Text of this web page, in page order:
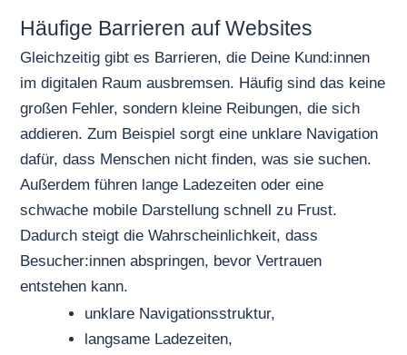
Häufige Barrieren auf Websites
Gleichzeitig gibt es Barrieren, die Deine Kund:innen
im digitalen Raum ausbremsen. Häufig sind das keine
großen Fehler, sondern kleine Reibungen, die sich
addieren. Zum Beispiel sorgt eine unklare Navigation
dafür, dass Menschen nicht finden, was sie suchen.
Außerdem führen lange Ladezeiten oder eine
schwache mobile Darstellung schnell zu Frust.
Dadurch steigt die Wahrscheinlichkeit, dass
Besucher:innen abspringen, bevor Vertrauen
entstehen kann.
unklare Navigationsstruktur,
langsame Ladezeiten,